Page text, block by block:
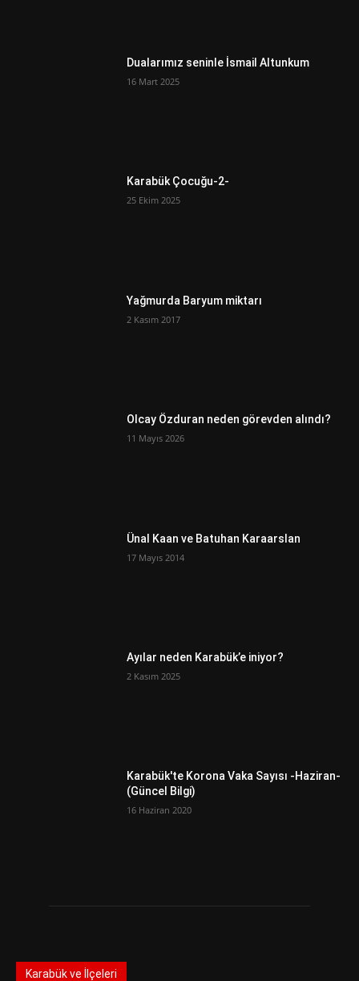
Dualarımız seninle İsmail Altunkum
16 Mart 2025
Karabük Çocuğu-2-
25 Ekim 2025
Yağmurda Baryum miktarı
2 Kasım 2017
Olcay Özduran neden görevden alındı?
11 Mayıs 2026
Ünal Kaan ve Batuhan Karaarslan
17 Mayıs 2014
Ayılar neden Karabük’e iniyor?
2 Kasım 2025
Karabük'te Korona Vaka Sayısı -Haziran-
(Güncel Bilgi)
16 Haziran 2020
Karabük ve İlçeleri